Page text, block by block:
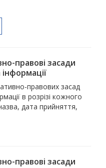
правові засади
правових засад
в розрізі кожного
дата прийняття,
правові засади